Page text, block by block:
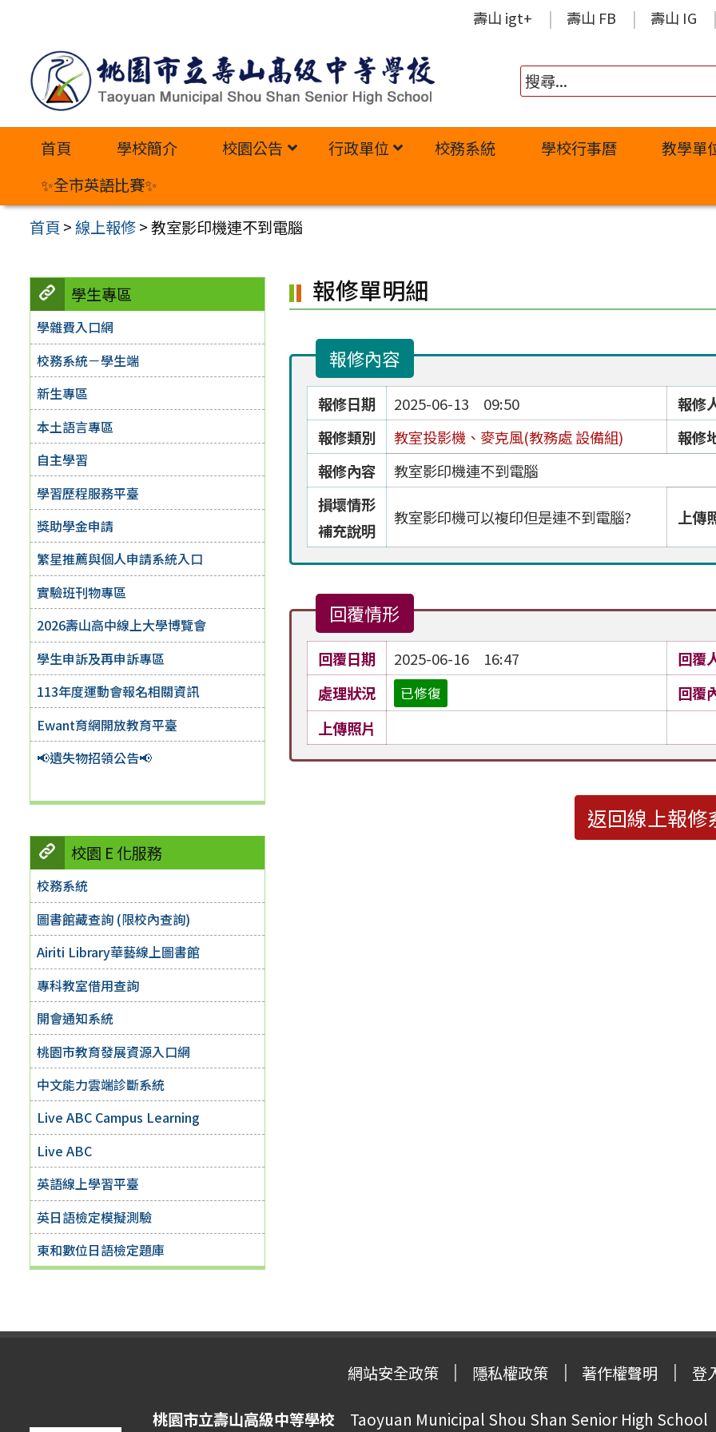
內
壽山 igt+ 壽山 FB 壽山 IG
首頁 學校簡介 校園公告 行政單位 校務系統 學校行事曆
教學單
✨全市英語比賽✨
首頁 >線上報修>教室影印機連不到電腦
學生專區
學雜費入口網
校務系統－學生端
新生專區
本土語言專區
自主學習
學習歷程服務平臺
獎助學金申請
繁星推薦與個人申請系統入口
實驗班刊物專區
2026壽山高中線上大學博覽會
學生申訴及再申訴專區
113年度運動會報名相關資訊
Ewant育網開放教育平臺
📢遺失物招領公告📢
校園 E 化服務
校務系統
圖書館藏查詢 (限校內查詢)
Airiti Library華藝線上圖書館
專科教室借用查詢
開會通知系統
桃園市教育發展資源入口網
中文能力雲端診斷系統
Live ABC Campus Learning
Live ABC
英語線上學習平臺
英日語檢定模擬測驗
東和數位日語檢定題庫
報修單明細
報修內容
報修日期 2025-06-13 09:50
報修
報修類別
教室投影機、麥克風(教務處 設備組)
報修
報修內容
教室影印機連不到電腦
損壞情形
補充說明
教室影印機可以複印但是連不到電腦? 上傳
回覆情形
回覆日期 2025-06-16 16:47
回覆
處理狀況
已修復
回覆
上傳照片
返回線上報修
網站安全政策 隱私權政策 著作權聲明 登
桃園市立壽山高級中等學校 Taoyuan Municipal Shou Shan Senior High School